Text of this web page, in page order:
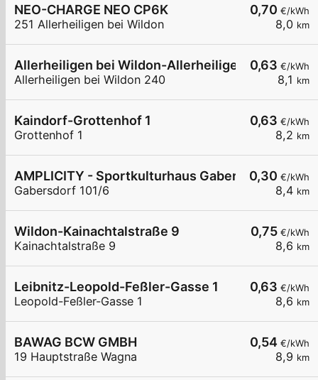
0,70 €/kWh
8,0 km
NEO-CHARGE NEO CP6K
251 Allerheiligen bei Wildon
0,63 €/kWh
8,1 km
Allerheiligen bei Wildon-Allerheiligen bei Wildon
Allerheiligen bei Wildon 240
0,63 €/kWh
8,2 km
Kaindorf-Grottenhof 1
Grottenhof 1
0,30 €/kWh
8,4 km
AMPLICITY - Sportkulturhaus Gabersdorf
Gabersdorf 101/6
0,75 €/kWh
8,6 km
Wildon-Kainachtalstraße 9
Kainachtalstraße 9
0,63 €/kWh
8,6 km
Leibnitz-Leopold-Feßler-Gasse 1
Leopold-Feßler-Gasse 1
0,54 €/kWh
8,9 km
BAWAG BCW GMBH
19 Hauptstraße Wagna